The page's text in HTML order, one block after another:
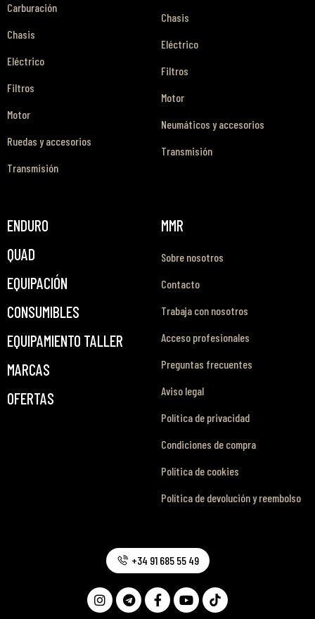
Carburación
Chasis
Eléctrico
Filtros
Motor
Ruedas y accesorios
Transmisión
Chasis
Eléctrico
Filtros
Motor
Neumáticos y accesorios
Transmisión
ENDURO
QUAD
EQUIPACIÓN
CONSUMIBLES
EQUIPAMIENTO TALLER
MARCAS
OFERTAS
MMR
Sobre nosotros
Contacto
Trabaja con nosotros
Acceso profesionales
Preguntas frecuentes
Aviso legal
Política de privacidad
Condiciones de compra
Política de cookies
Política de devolución y reembolso
+34 91 685 55 49